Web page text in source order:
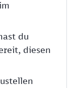
du
diesen